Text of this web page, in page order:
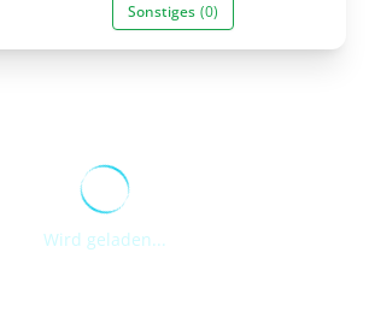
Sonstiges (0)
Wird geladen...